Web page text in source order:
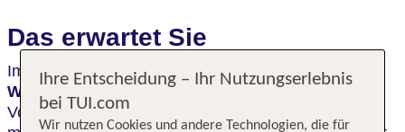
Das erwartet Sie
Im Andante Hotel Dresden genießt du
Wohlfühlmomente
im südöstlichen Stadtteil Reick.
Von hier bist du bequem in der barocken Innenstadt
Ihre Entscheidung – Ihr Nutzungserlebnis
bei TUI.com
Wir nutzen Cookies und andere Technologien, die für